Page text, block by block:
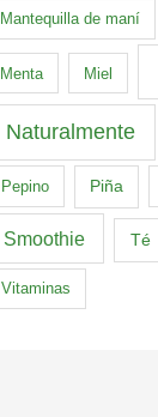
Mantequilla de maní
Menta Miel
Naturalmente
Pepino Piña
Smoothie Té
Vitaminas